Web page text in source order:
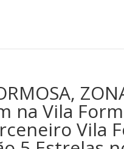
na Vila
Vila